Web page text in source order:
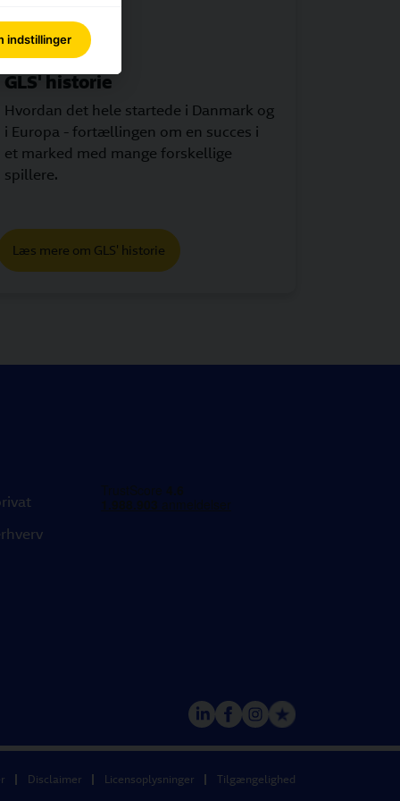
GLS' historie
Hvordan det hele startede i Danmark og
i Europa - fortællingen om en succes i
et marked med mange forskellige
spillere.
Læs mere om GLS' historie
Disclaimer Licensoplysninger Tilgængelighed
indstillinger